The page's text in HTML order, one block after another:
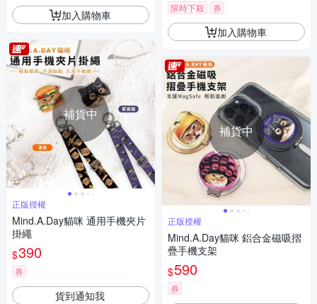
加入購物車
補貨中
正版授權
Mind.A.Day貓咪 通用手機夾片
掛繩
$390
券
貨到通知我
限時下殺
券
加入購物車
補貨中
正版授權
Mind.A.Day貓咪 鋁合金磁吸摺
疊手機支架
$590
券